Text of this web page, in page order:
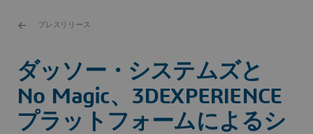
プレスリリース
ダッソー・システムズと
No Magic、3DEXPERIENCE
プラットフォームによるシ